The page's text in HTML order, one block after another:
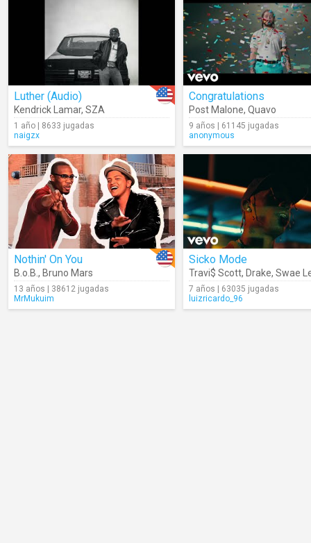
Luther (Audio)
Kendrick Lamar, SZA
1 año | 8633 jugadas
naigzx
Congratulations
Post Malone, Quavo
9 años | 61145 jugadas
anonymous
Nothin' On You
B.o.B. , Bruno Mars
13 años | 38612 jugadas
MrMukuim
Sicko Mode
Travi$ Scott, Drake, Swae
7 años | 63035 jugadas
luizricardo_96